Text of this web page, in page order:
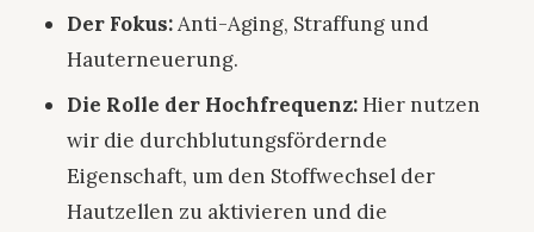
Der Fokus:Anti-Aging, Straffung und
Hauterneuerung.
Die Rolle der Hochfrequenz:Hier nutzen
wir die durchblutungsfördernde
Eigenschaft, um den Stoffwechsel der
Hautzellen zu aktivieren und die